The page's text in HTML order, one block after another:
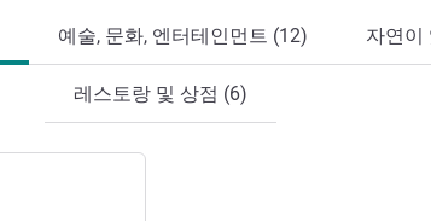
예술, 문화, 엔터테인먼트 (12) 자연이
레스토랑 및 상점 (6)